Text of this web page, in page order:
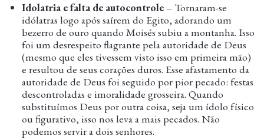
Idolatria e falta de autocontrole – Tornaram-se
idólatras logo após saírem do Egito, adorando um
bezerro de ouro quando Moisés subiu a montanha. Isso
foi um desrespeito flagrante pela autoridade de Deus
(mesmo que eles tivessem visto isso em primeira mão)
e resultou de seus corações duros. Esse afastamento da
autoridade de Deus foi seguido por pior pecado: festas
descontroladas e imoralidade grosseira. Quando
substituímos Deus por outra coisa, seja um ídolo físico
ou figurativo, isso nos leva a mais pecados. Não
podemos servir a dois senhores.